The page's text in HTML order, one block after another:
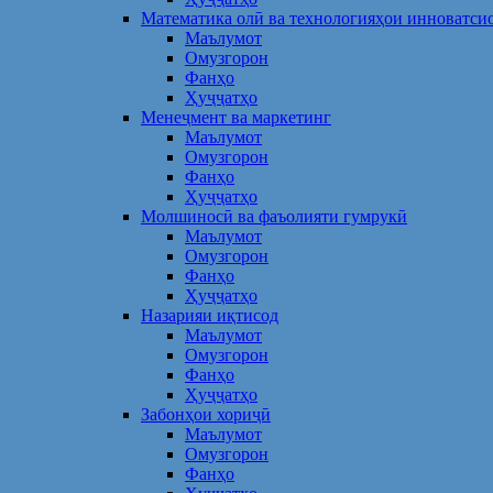
Математика олӣ ва технологияҳои
Маълумот
Омузгорон
Фанҳо
Ҳуҷҷатҳо
Менеҷмент ва маркетинг
Маълумот
Омузгорон
Фанҳо
Ҳуҷҷатҳо
Молшиносӣ ва фаъолияти гумрукӣ
Маълумот
Омузгорон
Фанҳо
Ҳуҷҷатҳо
Назарияи иқтисод
Маълумот
Омузгорон
Фанҳо
Ҳуҷҷатҳо
Забонҳои хориҷӣ
Маълумот
Омузгорон
Фанҳо